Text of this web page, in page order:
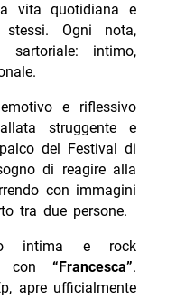
vita quotidiana e
stessi. Ogni nota,
intimo,
e riflessivo
struggente e
del Festival di
di reagire alla
con immagini
tra due persone.
intima e rock
con“Francesca”.
apre ufficialmente